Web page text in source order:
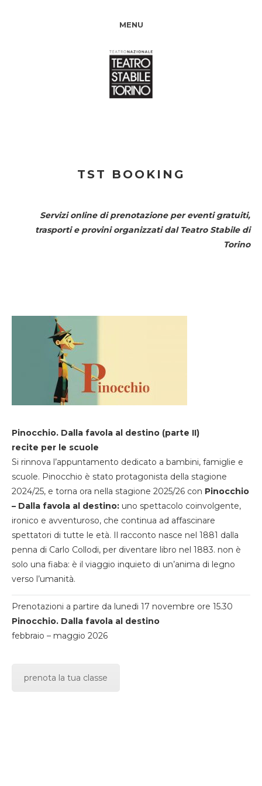
MENU
TST BOOKING
Servizi online di prenotazione per eventi gratuiti,
trasporti e provini organizzati dal Teatro Stabile di
Torino
Pinocchio. Dalla favola al destino (parte II)
recite per le scuole
Si rinnova l’appuntamento dedicato a bambini, famiglie e
scuole. Pinocchio è stato protagonista della stagione
2024/25, e torna ora nella stagione 2025/26 con Pinocchio
– Dalla favola al destino: uno spettacolo coinvolgente,
ironico e avventuroso, che continua ad affascinare
spettatori di tutte le età. Il racconto nasce nel 1881 dalla
penna di Carlo Collodi, per diventare libro nel 1883. non è
solo una fiaba: è il viaggio inquieto di un’anima di legno
verso l’umanità.
Prenotazioni a partire da lunedi 17 novembre ore 15.30
Pinocchio. Dalla favola al destino
febbraio – maggio 2026
prenota la tua classe